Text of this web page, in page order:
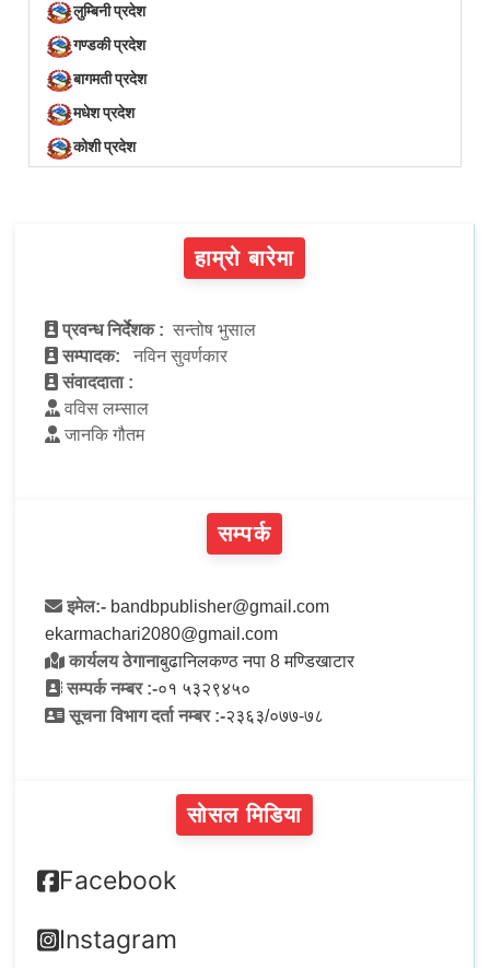
लुम्बिनी प्रदेश
गण्डकी प्रदेश
बागमती प्रदेश
मधेश प्रदेश
कोशी प्रदेश
हाम्रो बारेमा
प्रवन्ध निर्देशक : सन्तोष भुसाल
सम्पादक:
नविन सुवर्णकार
संवाददाता :
वविस लम्साल
जानकि गौतम
सम्पर्क
इमेल:- bandbpublisher@gmail.com
ekarmachari2080@gmail.com
कार्यलय ठेगानाबुढानिलकण्ठ नपा 8 मण्डिखाटार
सम्पर्क नम्बर :-०१ ५३२९४५०
सूचना विभाग दर्ता नम्बर :-२३६३/०७७-७८
सोसल मिडिया
Facebook
Instagram